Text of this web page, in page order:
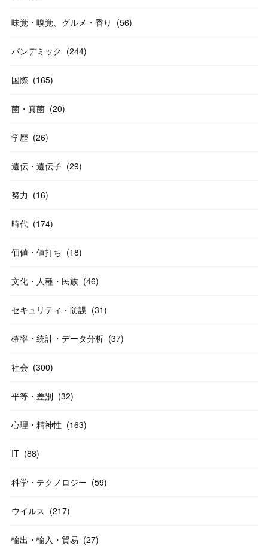
味覚・嗅覚、グルメ・香り (56)
パンデミック (244)
国際 (165)
菌・真菌 (20)
学歴 (26)
遺伝・遺伝子 (29)
努力 (16)
時代 (174)
価値・値打ち (18)
文化・人種・民族 (46)
セキュリティ・防諜 (31)
確率・統計・データ分析 (37)
社会 (300)
平等・差別 (32)
心理・精神性 (163)
IT (88)
科学・テクノロジー (59)
ウイルス (217)
輸出・輸入・貿易 (27)